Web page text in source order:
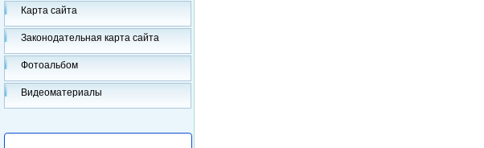
Карта сайта
Законодательная карта сайта
Фотоальбом
Видеоматериалы